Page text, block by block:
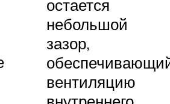
остается
небольшой
зазор,
вентиляцию